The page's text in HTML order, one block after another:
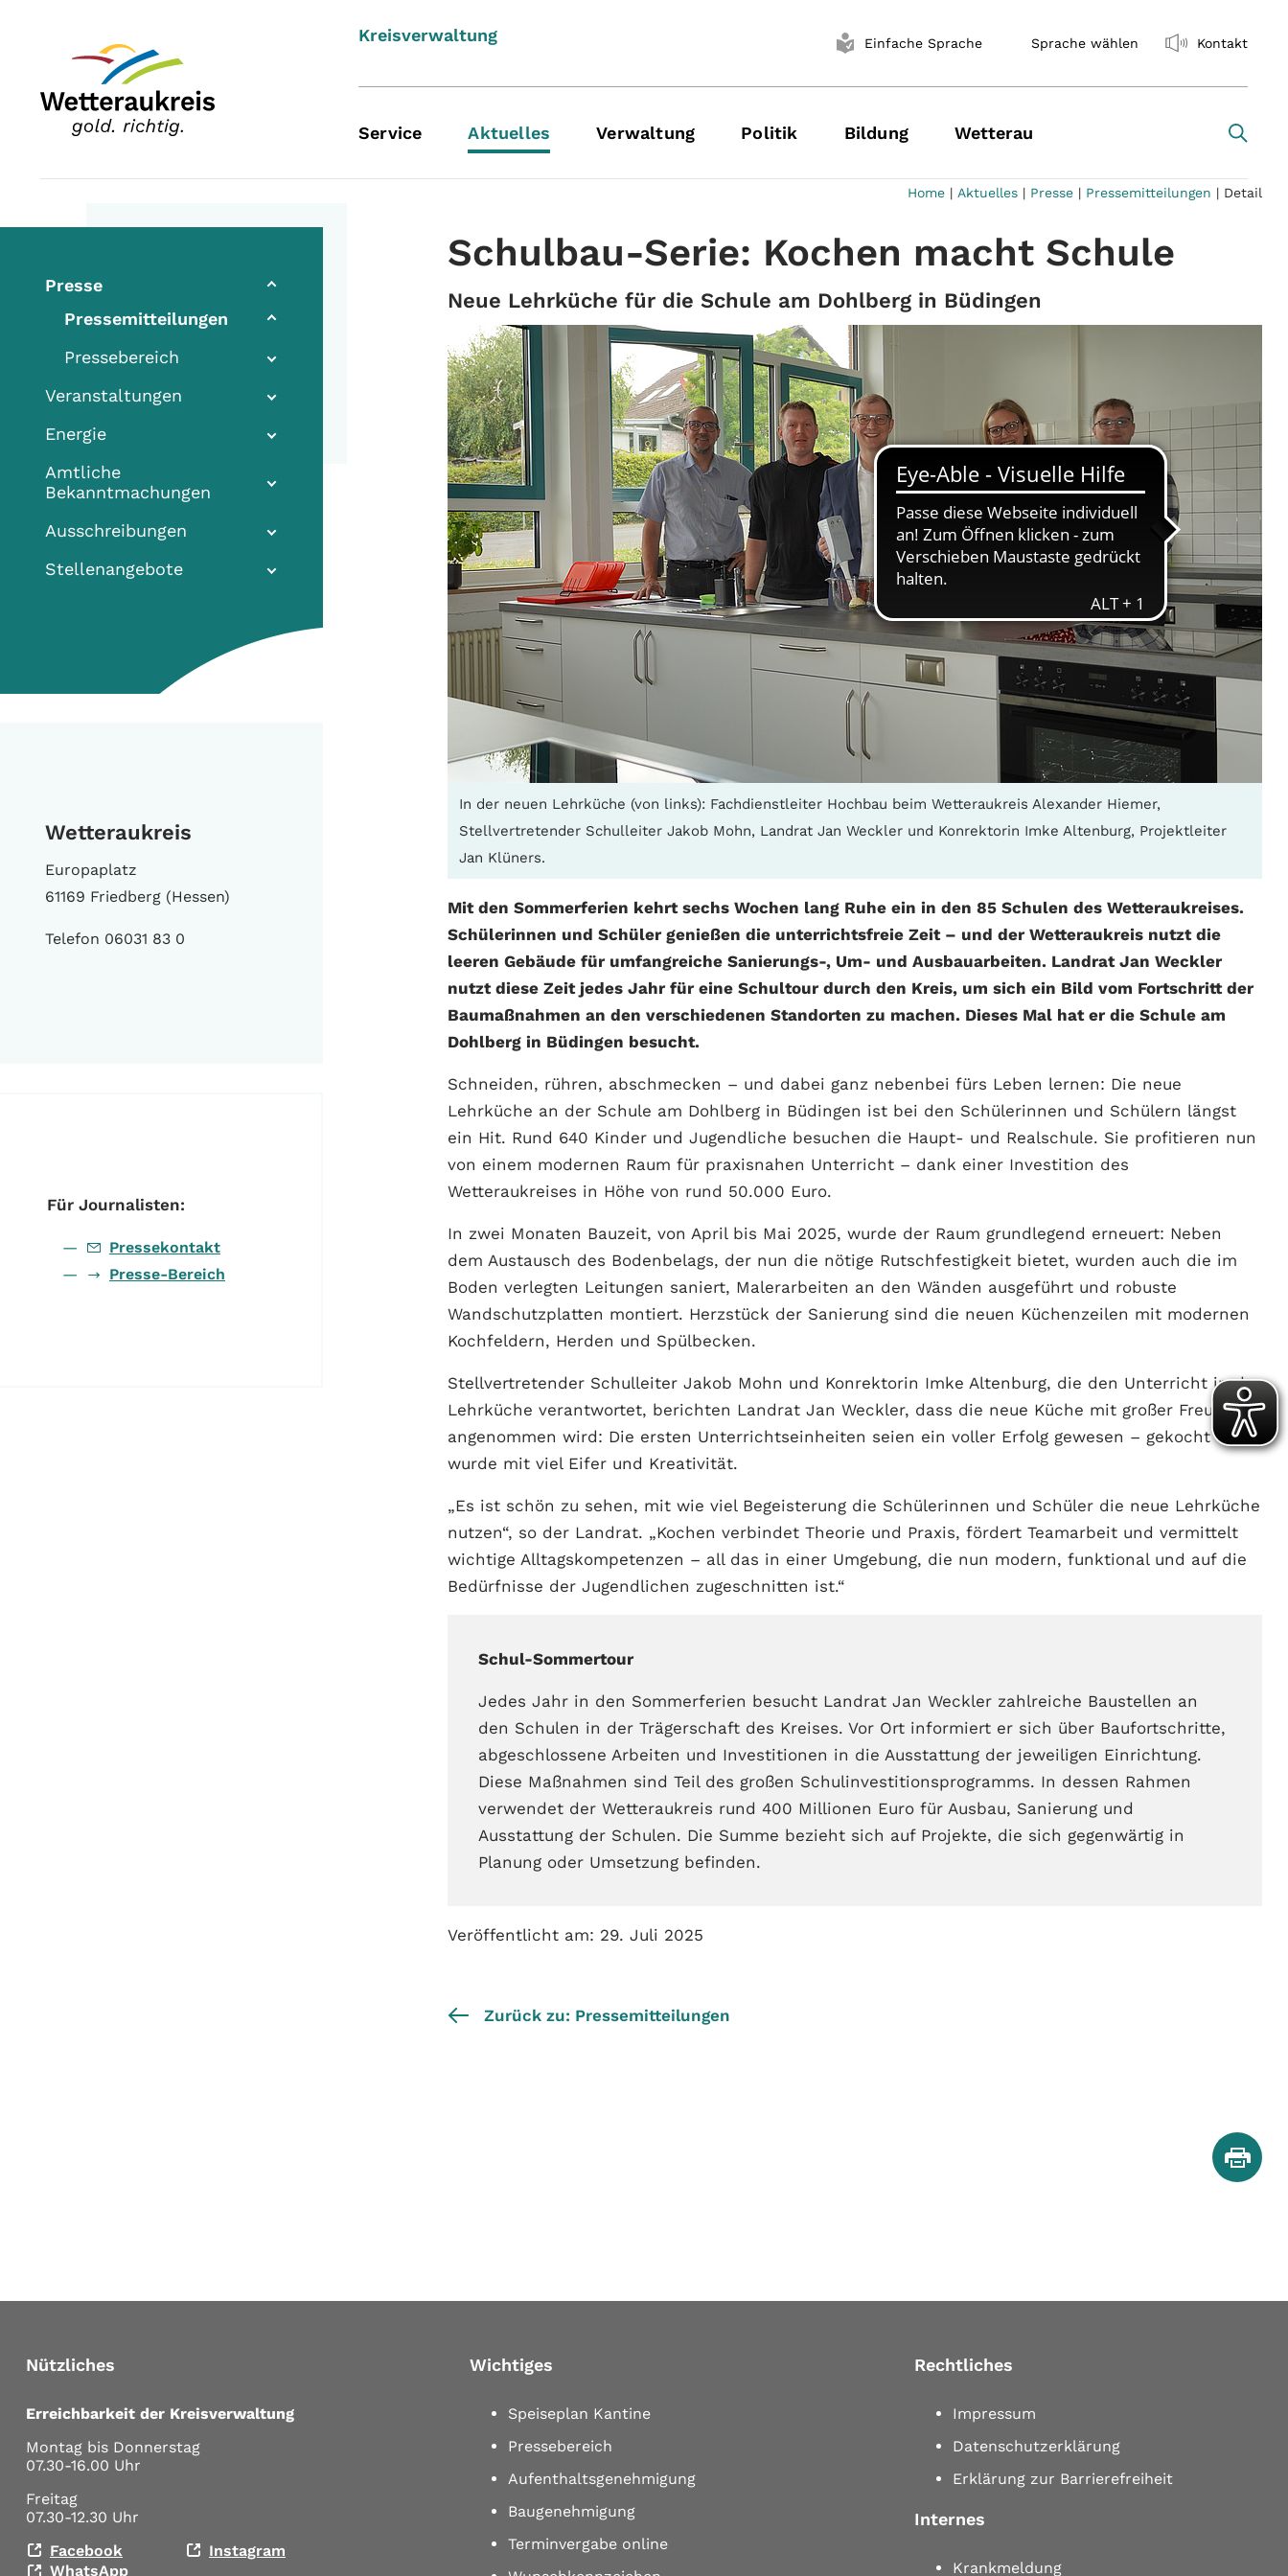
Kreisverwaltung Einfache Sprache Sprache wählen Kontakt
Service Aktuelles Verwaltung Politik Bildung Wetterau
Presse
Pressemitteilungen
Pressebereich
Veranstaltungen
Energie
Amtliche
Bekanntmachungen
Ausschreibungen
Stellenangebote
Wetteraukreis
Europaplatz
61169 Friedberg (Hessen)
Telefon 06031 83 0
Für Journalisten:
Pressekontakt
Presse-Bereich
Home| Aktuelles| Presse| Pressemitteilungen | Detail
Schulbau-Serie: Kochen macht Schule
Neue Lehrküche für die Schule am Dohlberg in Büdingen
In der neuen Lehrküche (von links): Fachdienstleiter Hochbau beim Wetteraukreis Alexander Hiemer,
Stellvertretender Schulleiter Jakob Mohn, Landrat Jan Weckler und Konrektorin Imke Altenburg, Projektleiter
Jan Klüners.
Mit den Sommerferien kehrt sechs Wochen lang Ruhe ein in den 85 Schulen des Wetteraukreises.
Schülerinnen und Schüler genießen die unterrichtsfreie Zeit – und der Wetteraukreis nutzt die
leeren Gebäude für umfangreiche Sanierungs-, Um- und Ausbauarbeiten. Landrat Jan Weckler
nutzt diese Zeit jedes Jahr für eine Schultour durch den Kreis, um sich ein Bild vom Fortschritt der
Baumaßnahmen an den verschiedenen Standorten zu machen. Dieses Mal hat er die Schule am
Dohlberg in Büdingen besucht.
Schneiden, rühren, abschmecken – und dabei ganz nebenbei fürs Leben lernen: Die neue
Lehrküche an der Schule am Dohlberg in Büdingen ist bei den Schülerinnen und Schülern längst
ein Hit. Rund 640 Kinder und Jugendliche besuchen die Haupt- und Realschule. Sie profitieren nun
von einem modernen Raum für praxisnahen Unterricht – dank einer Investition des
Wetteraukreises in Höhe von rund 50.000 Euro.
In zwei Monaten Bauzeit, von April bis Mai 2025, wurde der Raum grundlegend erneuert: Neben
dem Austausch des Bodenbelags, der nun die nötige Rutschfestigkeit bietet, wurden auch die im
Boden verlegten Leitungen saniert, Malerarbeiten an den Wänden ausgeführt und robuste
Wandschutzplatten montiert. Herzstück der Sanierung sind die neuen Küchenzeilen mit modernen
Kochfeldern, Herden und Spülbecken.
Stellvertretender Schulleiter Jakob Mohn und Konrektorin Imke Altenburg, die den Unterricht in der
Lehrküche verantwortet, berichten Landrat Jan Weckler, dass die neue Küche mit großer Freude
angenommen wird: Die ersten Unterrichtseinheiten seien ein voller Erfolg gewesen – gekocht
wurde mit viel Eifer und Kreativität.
„Es ist schön zu sehen, mit wie viel Begeisterung die Schülerinnen und Schüler die neue Lehrküche
nutzen“, so der Landrat. „Kochen verbindet Theorie und Praxis, fördert Teamarbeit und vermittelt
wichtige Alltagskompetenzen – all das in einer Umgebung, die nun modern, funktional und auf die
Bedürfnisse der Jugendlichen zugeschnitten ist.“
Schul-Sommertour
Jedes Jahr in den Sommerferien besucht Landrat Jan Weckler zahlreiche Baustellen an
den Schulen in der Trägerschaft des Kreises. Vor Ort informiert er sich über Baufortschritte,
abgeschlossene Arbeiten und Investitionen in die Ausstattung der jeweiligen Einrichtung.
Diese Maßnahmen sind Teil des großen Schulinvestitionsprogramms. In dessen Rahmen
verwendet der Wetteraukreis rund 400 Millionen Euro für Ausbau, Sanierung und
Ausstattung der Schulen. Die Summe bezieht sich auf Projekte, die sich gegenwärtig in
Planung oder Umsetzung befinden.
Veröffentlicht am: 29. Juli 2025
Zurück zu: Pressemitteilungen
Nützliches
Erreichbarkeit der Kreisverwaltung
Montag bis Donnerstag
07.30-16.00 Uhr
Freitag
07.30-12.30 Uhr
Facebook
Instagram
WhatsApp
Wichtiges
Speiseplan Kantine
Pressebereich
Aufenthaltsgenehmigung
Baugenehmigung
Terminvergabe online
Rechtliches
Impressum
Datenschutzerklärung
Erklärung zur Barrierefreiheit
Internes
Krankmeldung